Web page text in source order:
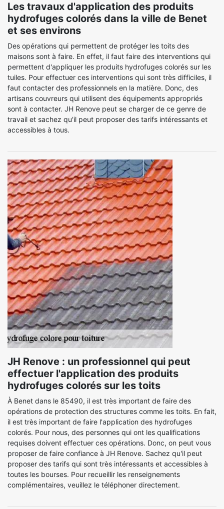
Les travaux d'application des produits
hydrofuges colorés dans la ville de Benet
et ses environs
Des opérations qui permettent de protéger les toits des
maisons sont à faire. En effet, il faut faire des interventions qui
permettent d'appliquer les produits hydrofuges colorés sur les
tuiles. Pour effectuer ces interventions qui sont très difficiles, il
faut contacter des professionnels en la matière. Donc, des
artisans couvreurs qui utilisent des équipements appropriés
sont à contacter. JH Renove peut se charger de ce genre de
travail et sachez qu'il peut proposer des tarifs intéressants et
accessibles à tous.
JH Renove : un professionnel qui peut
effectuer l'application des produits
hydrofuges colorés sur les toits
À Benet dans le 85490, il est très important de faire des
opérations de protection des structures comme les toits. En fait,
il est très important de faire l'application des hydrofuges
colorés. Pour nous, des personnes qui ont les qualifications
requises doivent effectuer ces opérations. Donc, on peut vous
proposer de faire confiance à JH Renove. Sachez qu'il peut
proposer des tarifs qui sont très intéressants et accessibles à
toutes les bourses. Pour recueillir les renseignements
complémentaires, veuillez le téléphoner directement.